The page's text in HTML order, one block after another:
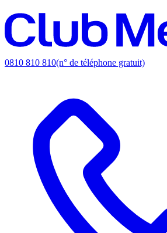
0810 810 810(n° de téléphone gratuit)